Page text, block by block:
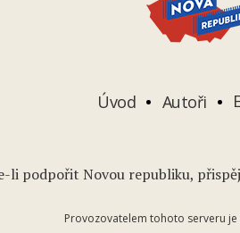
Úvod Autoři
li podpořit Novou republiku,
Provozovatelem tohoto serveru je